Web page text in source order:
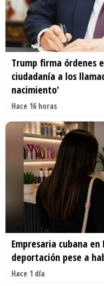
Trump firma órdenes
ciudadanía a los
nacimiento'
Hace 16 horas
Empresaria cubana
deportación pese a
Hace 1 día